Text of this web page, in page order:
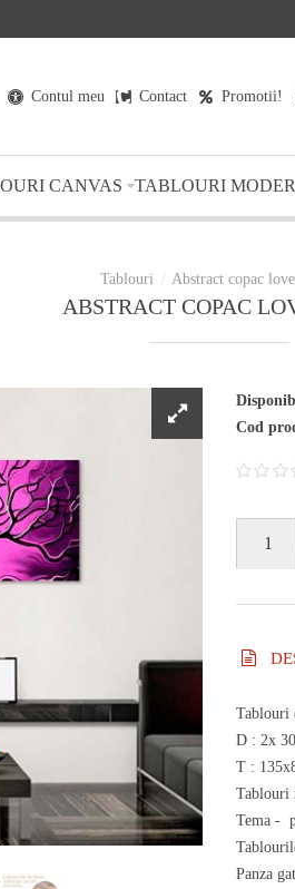
Contul meu Contact Promotii!
CANVAS TABLOURI
Abstract copac
ABSTRACT COPAC
Cod
Tablouri
D : 2x
T :
Tablouri
Tema -
Panza